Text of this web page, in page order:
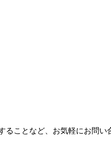
ことなど、お気軽にお問い